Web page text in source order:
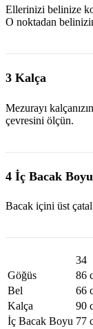
Ellerinizi belinize
O noktadan
3 Kalça
Mezurayı
çevresini ölçün.
4 İç Bacak Boyu
Bacak içini üst
34
Göğüs
86
Bel
66
Kalça
90
İç Bacak Boyu 77